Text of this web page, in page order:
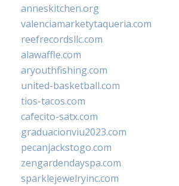
anneskitchen.org
valenciamarketytaqueria.com
reefrecordsllc.com
alawaffle.com
aryouthfishing.com
united-basketball.com
tios-tacos.com
cafecito-satx.com
graduacionviu2023.com
pecanjackstogo.com
zengardendayspa.com
sparklejewelryinc.com